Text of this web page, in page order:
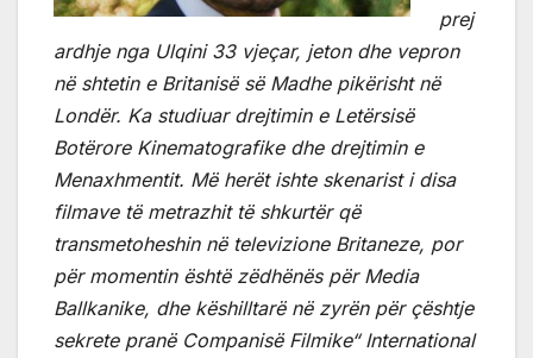
prej
ardhje nga Ulqini 33 vjeçar, jeton dhe vepron
në shtetin e Britanisë së Madhe pikërisht në
Londër. Ka studiuar drejtimin e Letërsisë
Botërore Kinematografike dhe drejtimin e
Menaxhmentit. Më herët ishte skenarist i disa
filmave të metrazhit të shkurtër që
transmetoheshin në televizione Britaneze, por
për momentin është zëdhënës për Media
Ballkanike, dhe këshilltarë në zyrën për çështje
sekrete pranë Companisë Filmike“ International